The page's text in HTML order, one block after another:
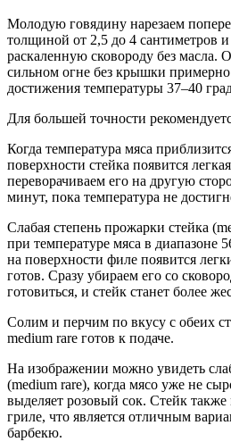
Молодую говядину нарезаем
толщиной от 2,5 до 4 сантиметров
раскаленную сковороду без масла.
сильном огне без крышки
достижения температуры 37–40
Для большей точности
Когда температура мяса
поверхности стейка появится
переворачиваем его на другую
минут, пока температура не
Слабая степень прожарки стейка
при температуре мяса в диапазоне
на поверхности филе появится
готов. Сразу убираем его со
готовиться, и стейк станет более
Солим и перчим по вкусу с обеих
medium rare готов к подаче.
На изображении можно увидеть
(medium rare), когда мясо уже не
выделяет розовый сок. Стейк
гриле, что является отличным
барбекю.